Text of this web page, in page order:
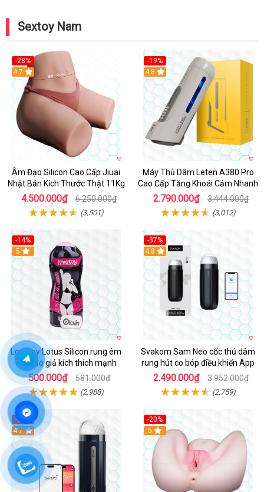
Sextoy Nam
-28%
4.7
Âm Đạo Silicon Cao Cấp Jiuai
Nhật Bản Kích Thước Thật 11Kg
4.500.000₫ 6.250.000₫
(3,501)
-19%
Hot
4.8
Máy Thủ Dâm Leten A380 Pro
Cao Cấp Tăng Khoái Cảm Nhanh
2.790.000₫ 3.444.000₫
(3,012)
-14%
Hot
5
Lovetoy Lotus Silicon rung êm
âm đạo giả kích thích mạnh
500.000₫ 581.000₫
(2,988)
-37%
4.8
Svakom Sam Neo cốc thủ dâm
rung hút co bóp điều khiển App
2.490.000₫ 3.952.000₫
(2,759)
-32%
Hot
4.7
-20%
Hot
5